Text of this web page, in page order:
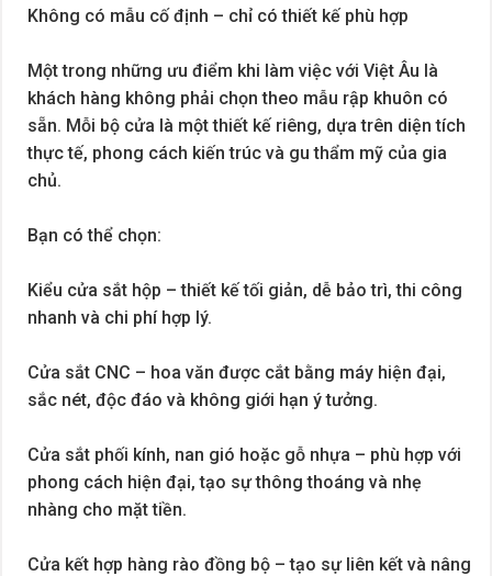
Không có mẫu cố định – chỉ có thiết kế phù hợp
Một trong những ưu điểm khi làm việc với Việt Âu là
khách hàng không phải chọn theo mẫu rập khuôn có
sẵn. Mỗi bộ cửa là một thiết kế riêng, dựa trên diện tích
thực tế, phong cách kiến trúc và gu thẩm mỹ của gia
chủ.
Bạn có thể chọn:
Kiểu cửa sắt hộp – thiết kế tối giản, dễ bảo trì, thi công
nhanh và chi phí hợp lý.
Cửa sắt CNC – hoa văn được cắt bằng máy hiện đại,
sắc nét, độc đáo và không giới hạn ý tưởng.
Cửa sắt phối kính, nan gió hoặc gỗ nhựa – phù hợp với
phong cách hiện đại, tạo sự thông thoáng và nhẹ
nhàng cho mặt tiền.
Cửa kết hợp hàng rào đồng bộ – tạo sự liên kết và nâng